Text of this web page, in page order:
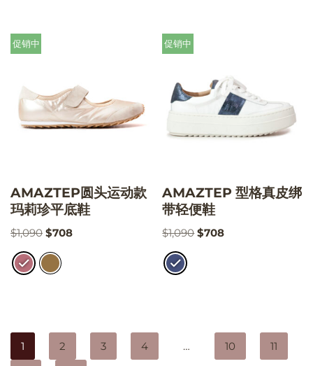
促销中
AMAZTEP圆头运动款
玛莉珍平底鞋
$1,090 $708
促销中
AMAZTEP 型格真皮绑
带轻便鞋
$1,090 $708
1 2 3 4 … 10 11